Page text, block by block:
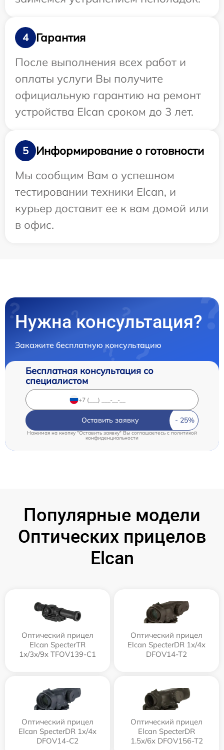
4
Гарантия
После выполнения всех работ и
оплаты услуги Вы получите
официальную гарантию на ремонт
устройства Elcan сроком до 3 лет.
5
Информирование о готовности
Мы сообщим Вам о успешном
тестировании техники Elcan, и
курьер доставит ее к вам домой или
в офис.
Нужна консультация?
Закажите бесплатную консультацию
Бесплатная консультация со
специалистом
Оставить заявку
Нажимая на кнопку "Оставить заявку" Вы соглашаетесь c политикой
конфиденциальности
Популярные модели
Оптических прицелов
Elcan
Оптический прицел
Elcan SpecterTR
1x/3x/9x TFOV139-C1
Оптический прицел
Elcan SpecterDR 1x/4x
DFOV14-T2
Оптический прицел
Elcan SpecterDR 1x/4x
DFOV14-C2
Оптический прицел
Elcan SpecterDR
1.5x/6x DFOV156-T2